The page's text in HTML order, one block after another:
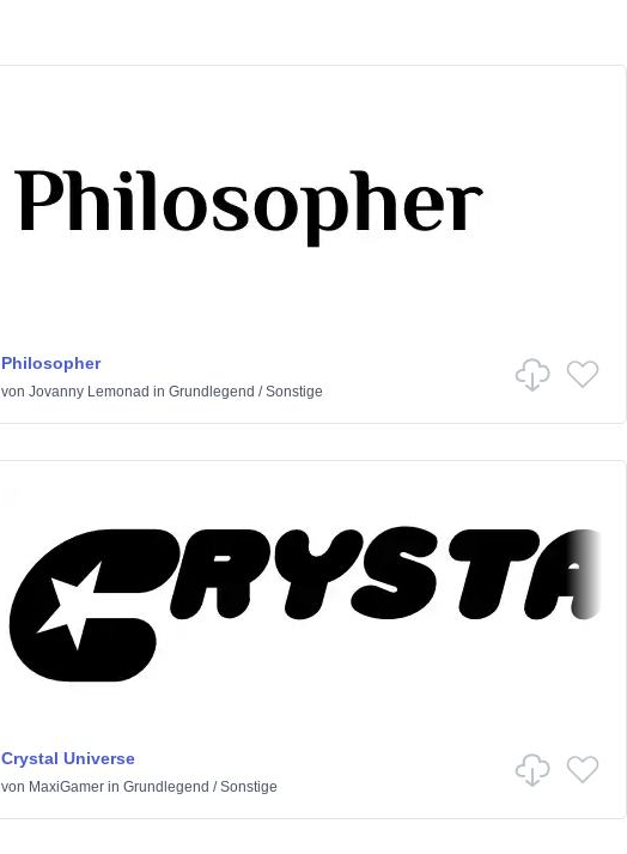
Philosopher
von Jovanny Lemonad in Grundlegend /Sonstige
Crystal Universe
von MaxiGamerin Grundlegend /Sonstige